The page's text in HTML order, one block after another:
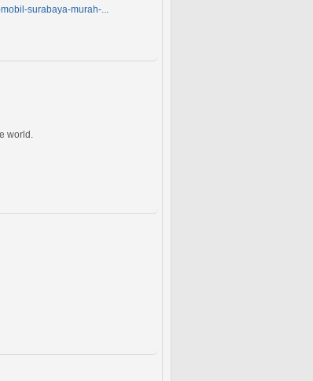
surabaya-murah-...
world.